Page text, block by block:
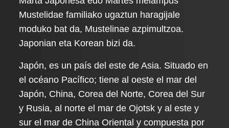
Mustelidae familiako ugaztun haragijale
moduko bat da, Mustelinae azpimultzoa.
Japonian eta Korean bizi da.
Japón, es un país del este de Asia. Situado en
el océano Pacífico; tiene al oeste el mar del
Japón, China, Corea del Norte, Corea del Sur
y Rusia, al norte el mar de Ojotsk y al este y
sur el mar de China Oriental y compuesta por